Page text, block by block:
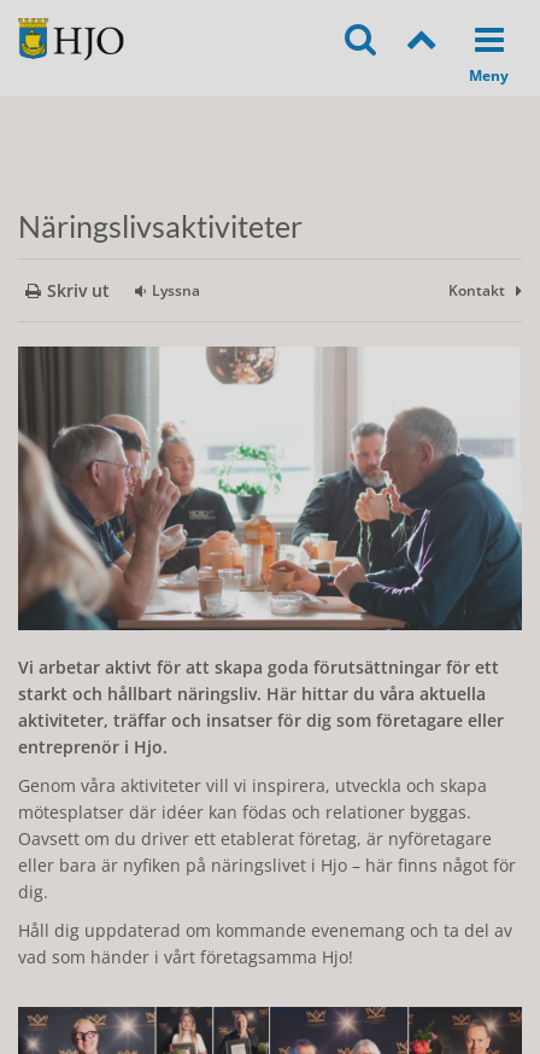
Näringslivsaktiviteter
Skriv ut Lyssna Kontakt
Vi arbetar aktivt för att skapa goda förutsättningar för ett
starkt och hållbart näringsliv. Här hittar du våra aktuella
aktiviteter, träffar och insatser för dig som företagare eller
entreprenör i Hjo.
Genom våra aktiviteter vill vi inspirera, utveckla och skapa
mötesplatser där idéer kan födas och relationer byggas.
Oavsett om du driver ett etablerat företag, är nyföretagare
eller bara är nyfiken på näringslivet i Hjo – här finns något för
dig.
Håll dig uppdaterad om kommande evenemang och ta del av
vad som händer i vårt företagsamma Hjo!